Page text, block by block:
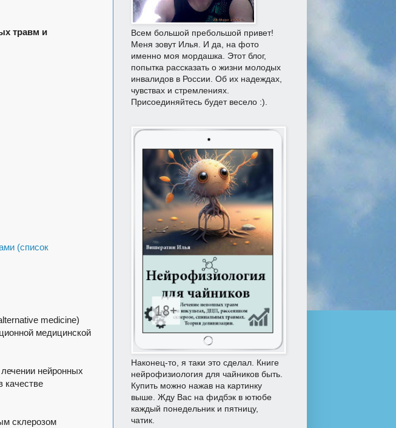
травм и
(список
medicine)
медицинской
нейронных
качестве
склерозом
Всем большой пребольшой привет!
Меня зовут Илья. И да, на фото
именно моя мордашка. Этот блог,
попытка рассказать о жизни молодых
инвалидов в России. Об их надеждах,
чувствах и стремлениях.
Присоединяйтесь будет весело :).
Наконец-то, я таки это сделал. Книге
нейрофизиология для чайников быть.
Купить можно нажав на картинку
выше. Жду Вас на фидбэк в ютюбе
каждый понедельник и пятницу,
чатик.